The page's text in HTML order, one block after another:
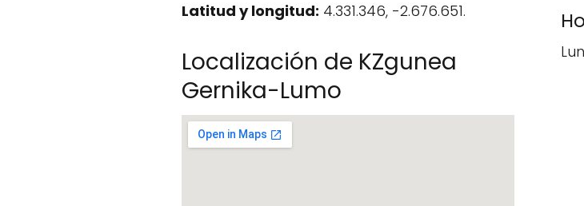
Latitud y longitud: 4.331.346, -2.676.651.
Localización de KZgunea
Gernika-Lumo